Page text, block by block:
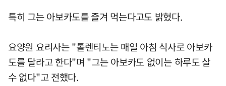
특히 그는 아보카도를 즐겨 먹는다고도 밝혔다.
요양원 요리사는 "톨렌티노는 매일 아침 식사로 아보카
도를 달라고 한다"며 "그는 아보카도 없이는 하루도 살
수 없다"고 전했다.